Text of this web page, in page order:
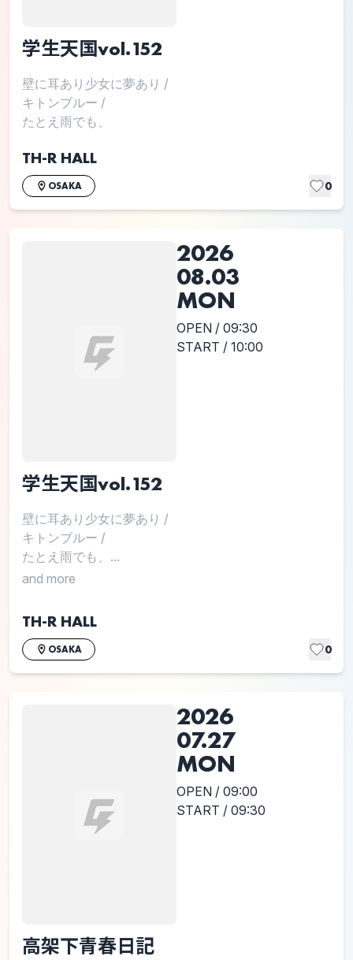
学生天国vol.152
壁に耳あり少女に夢あり /
キトンブルー /
たとえ雨でも、
TH-R HALL
OSAKA 0
2026
08.03
MON
OPEN / 09:30
START / 10:00
学生天国vol.152
壁に耳あり少女に夢あり /
キトンブルー /
たとえ雨でも、...
and more
TH-R HALL
OSAKA 0
2026
07.27
MON
OPEN / 09:00
START / 09:30
高架下青春日記